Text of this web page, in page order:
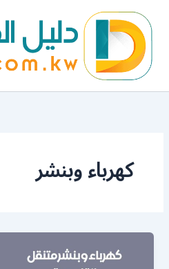
المحتوى
كهرباء وبنشر